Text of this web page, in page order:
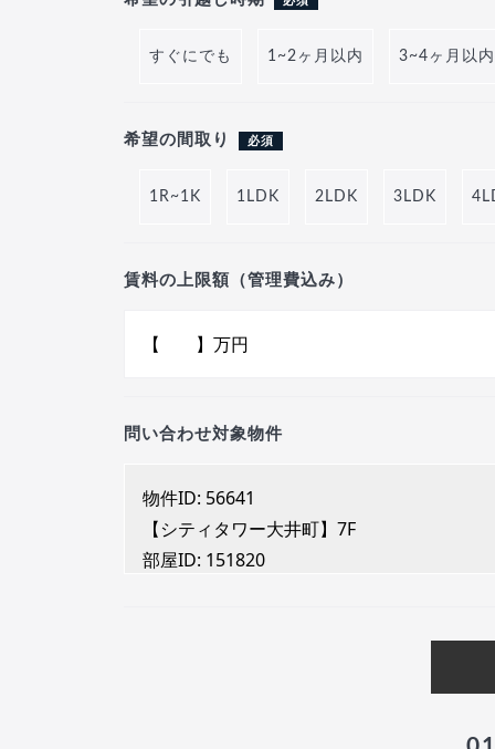
すぐにでも 1~2ヶ月以内 3~4ヶ月以内
希望の間取り 必須
1R~1K 1LDK 2LDK 3LDK
賃料の上限額（管理費込み）
問い合わせ対象物件